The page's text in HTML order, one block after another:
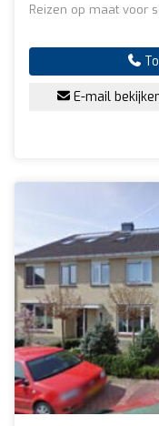
Reizen op maat voor
E-mail